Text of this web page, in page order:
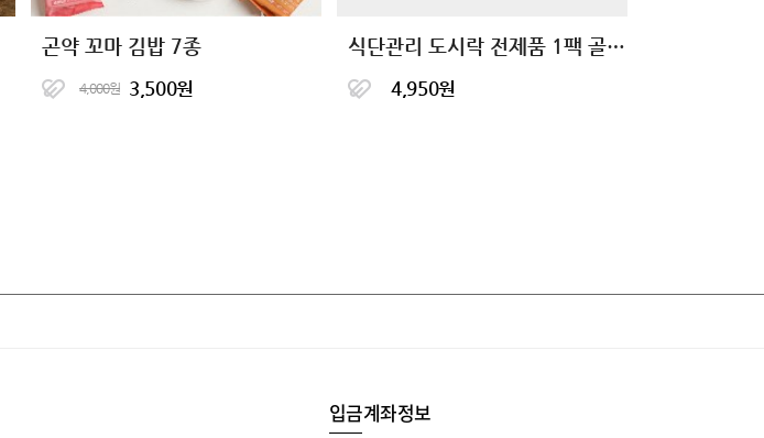
곤약 꼬마 김밥 7종
4,000원 3,500원
식단관리 도시락 전제품 1팩 골라담기
4,950원
입금계좌정보